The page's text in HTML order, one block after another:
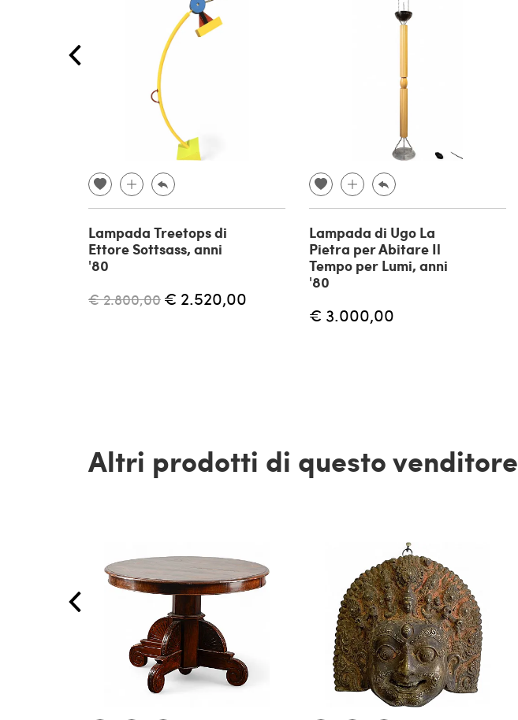
Lampada Treetops di
Ettore Sottsass, anni
'80
€ 2.800,00 € 2.520,00
Lampada di Ugo La
Pietra per Abitare Il
Tempo per Lumi, anni
'80
€ 3.000,00
Altri prodotti di questo venditore